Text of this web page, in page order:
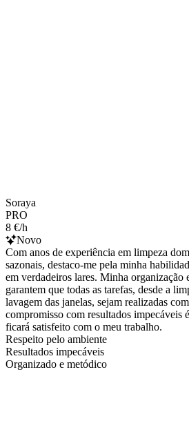
Soraya
PRO
8 €/h
Novo
Com anos de experiência em limpeza
sazonais, destaco-me pela minha
em verdadeiros lares. Minha organização
garantem que todas as tarefas, desde a
lavagem das janelas, sejam realizadas
compromisso com resultados impecáveis
ficará satisfeito com o meu trabalho.
Respeito pelo ambiente
Resultados impecáveis
Organizado e metódico